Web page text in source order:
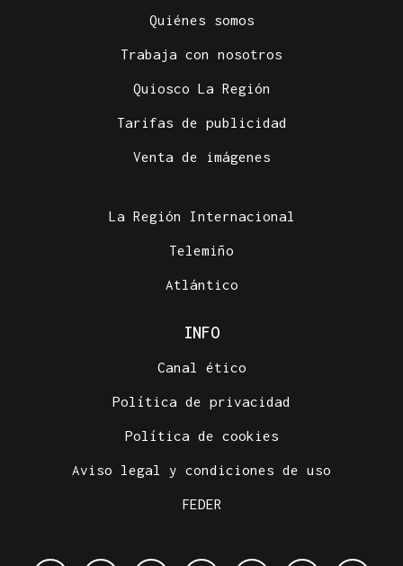
Quiénes somos
Trabaja con nosotros
Quiosco La Región
Tarifas de publicidad
Venta de imágenes
La Región Internacional
Telemiño
Atlántico
INFO
Canal ético
Política de privacidad
Política de cookies
Aviso legal y condiciones de uso
FEDER